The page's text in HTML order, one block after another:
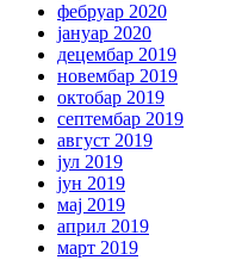
фебруар 2020
јануар 2020
децембар 2019
новембар 2019
октобар 2019
септембар 2019
август 2019
јул 2019
јун 2019
мај 2019
април 2019
март 2019